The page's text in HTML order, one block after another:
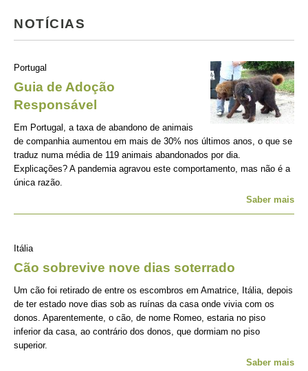
NOTÍCIAS
Portugal
Guia de Adoção
Responsável
Em Portugal, a taxa de abandono de animais
de companhia aumentou em mais de 30% nos últimos anos, o que se
traduz numa média de 119 animais abandonados por dia.
Explicações? A pandemia agravou este comportamento, mas não é a
única razão.
Saber mais
Itália
Cão sobrevive nove dias soterrado
Um cão foi retirado de entre os escombros em Amatrice, Itália, depois
de ter estado nove dias sob as ruínas da casa onde vivia com os
donos. Aparentemente, o cão, de nome Romeo, estaria no piso
inferior da casa, ao contrário dos donos, que dormiam no piso
superior.
Saber mais